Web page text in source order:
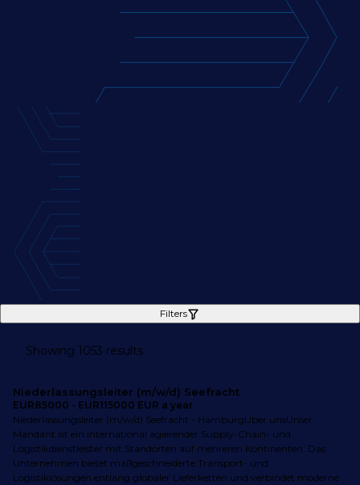
Filters
Showing 1053 results
Niederlassungsleiter (m/w/d) Seefracht
EUR85000 - EUR115000 EUR a year
Niederlassungsleiter (m/w/d) Seefracht - HamburgÜber unsUnser
Mandant ist ein international agierender Supply-Chain- und
Logistikdienstleister mit Standorten auf mehreren Kontinenten. Das
Unternehmen bietet maßgeschneiderte Transport- und
Logistiklösungen entlang globaler Lieferketten und verbindet moderne